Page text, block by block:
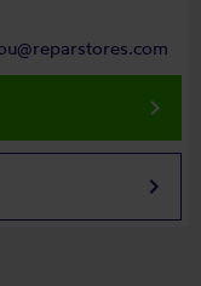
keyboard_arrow_right
keyboard_arrow_right